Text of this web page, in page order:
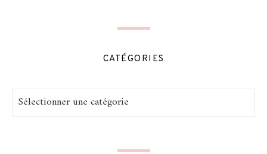
CATÉGORIES
Catégories